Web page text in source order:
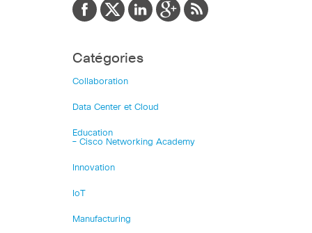
Catégories
Collaboration
Data Center et Cloud
Education
– Cisco Networking Academy
Innovation
IoT
Manufacturing